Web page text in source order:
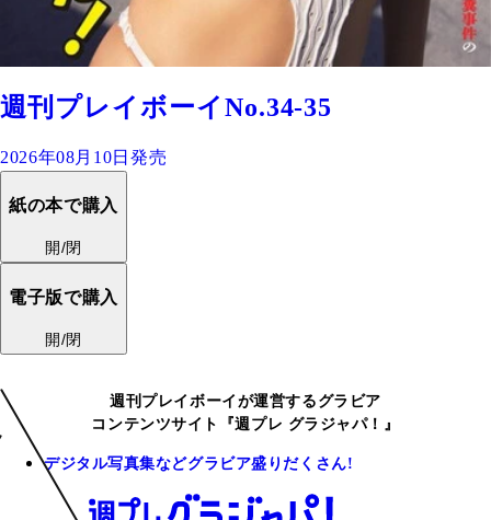
週刊プレイボーイNo.34-35
2026年08月10日発売
紙の本で購入
開/閉
電子版で購入
開/閉
週刊プレイボーイが運営するグラビア
コンテンツサイト『週プレ グラジャパ！』
デジタル写真集などグラビア盛りだくさん!